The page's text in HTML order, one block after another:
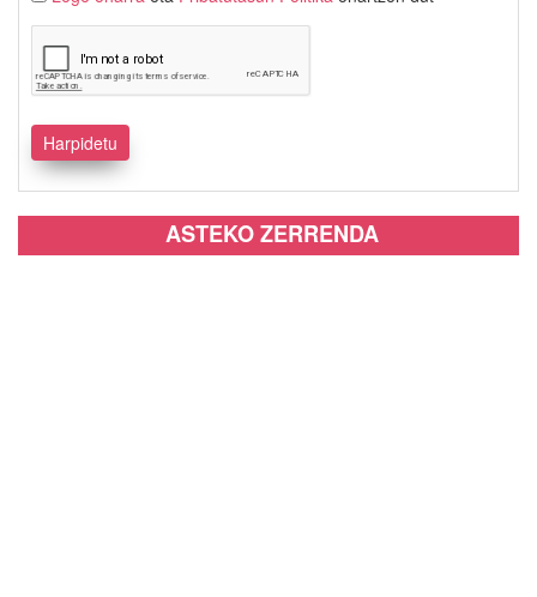
ASTEKO ZERRENDA